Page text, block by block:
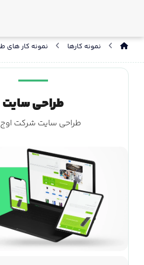
نمونه کارها نمونه کار های
طراحی سایت
طراحی سایت شرکت اوج